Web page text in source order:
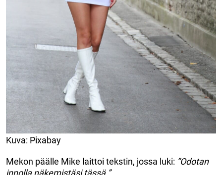
Kuva: Pixabay
Mekon päälle Mike laittoi tekstin, jossa luki: ”Odotan
innolla näkemistäsi tässä.”